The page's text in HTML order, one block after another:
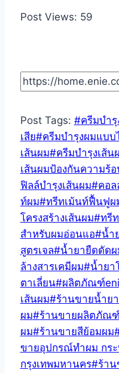
Post Views: 59
Post Tags: #ครีมบำรุ
เสีย#ครีมบำรุงผมแบบ
เส้นผม#ครีมบำรุงเส้น
เส้นผมป้องกันความร้
ฟิลล์บำรุงเส้นผม#คอล
ท์ผม#ทรีทเม้นท์ฟื้นฟูผ
โครงสร้างเส้นผม#ทรี
สำหรับผมอ่อนแอ#น้ำ
สูตรเจล#น้ำยายืดดัดผ
ล้างสารเคมีผม#น้ำยา
ตาเลี่ยน#ผลิตภัณฑ์
เส้นผม#ร้านขายน้ำย
ผม#ร้านขายผลิตภัณ
ผม#ร้านขายสีย้อมผม
ขายอุปกรณ์ทำผม กร
กรุงเทพมหานคร#ร้า